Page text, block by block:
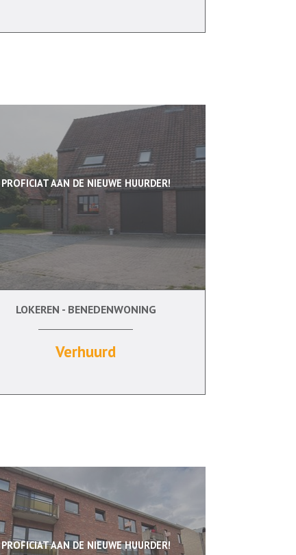
PROFICIAT AAN DE NIEUWE HUURDER!
0 m² 3 Ja
LOKEREN - BENEDENWONING
Verhuurd
PROFICIAT AAN DE NIEUWE HUURDER!